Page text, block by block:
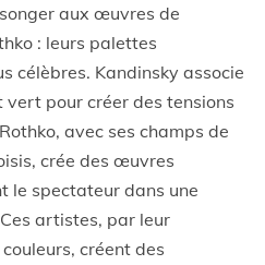
aux œuvres de
: leurs palettes
célèbres. Kandinsky associe
pour créer des tensions
avec ses champs de
crée des œuvres
le spectateur dans une
artistes, par leur
créent des